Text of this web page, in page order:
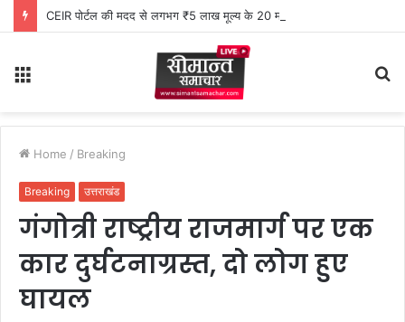
CEIR पोर्टल की मदद से लगभग ₹5 लाख मूल्य के 20 मोबाइल फोन बरामद
Home / Breaking
Breaking उत्तराखंड
गंगोत्री राष्ट्रीय राजमार्ग पर एक
कार दुर्घटनाग्रस्त, दो लोग हुए
घायल